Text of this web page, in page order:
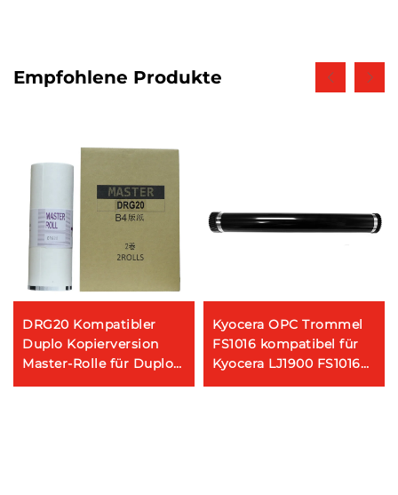
Empfohlene Produkte
DRG20 Kompatibler
Duplo Kopierversion
Master-Rolle für Duplo
DUPLO DP-G225 325
Kyocera OPC Trommel
FS1016 kompatibel für
Kyocera LJ1900 FS1016
1028 1030D 1035